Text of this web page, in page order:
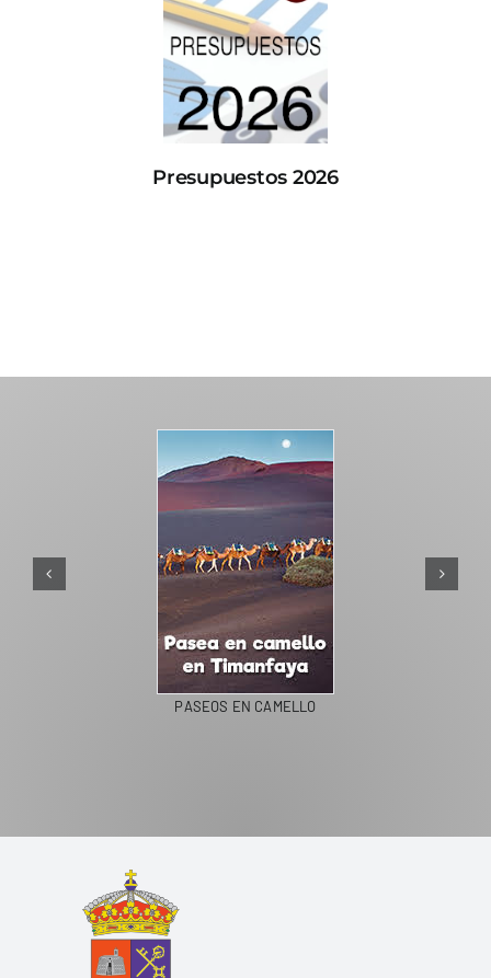
Presupuestos 2026
PASEOS EN CAMELLO